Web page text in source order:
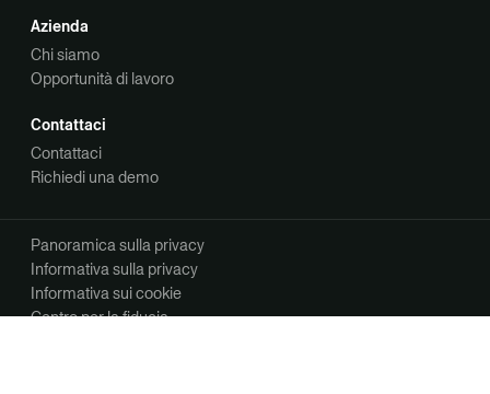
Azienda
Chi siamo
Opportunità di lavoro
Contattaci
Contattaci
Richiedi una demo
Panoramica sulla privacy
Informativa sulla privacy
Informativa sui cookie
Centro per la fiducia